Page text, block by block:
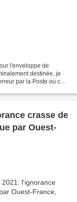
l'enveloppe de
destinée, je
par la Poste ou ce
crasse de
par Ouest-